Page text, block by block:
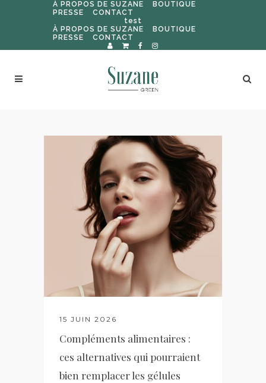
À PROPOS DE SUZANE
BOUTIQUE
PRESSE
CONTACT
test
À PROPOS DE SUZANE
BOUTIQUE
PRESSE
CONTACT
15 JUIN 2026
Compléments alimentaires :
ces alternatives qui pourraient
bien remplacer les gélules